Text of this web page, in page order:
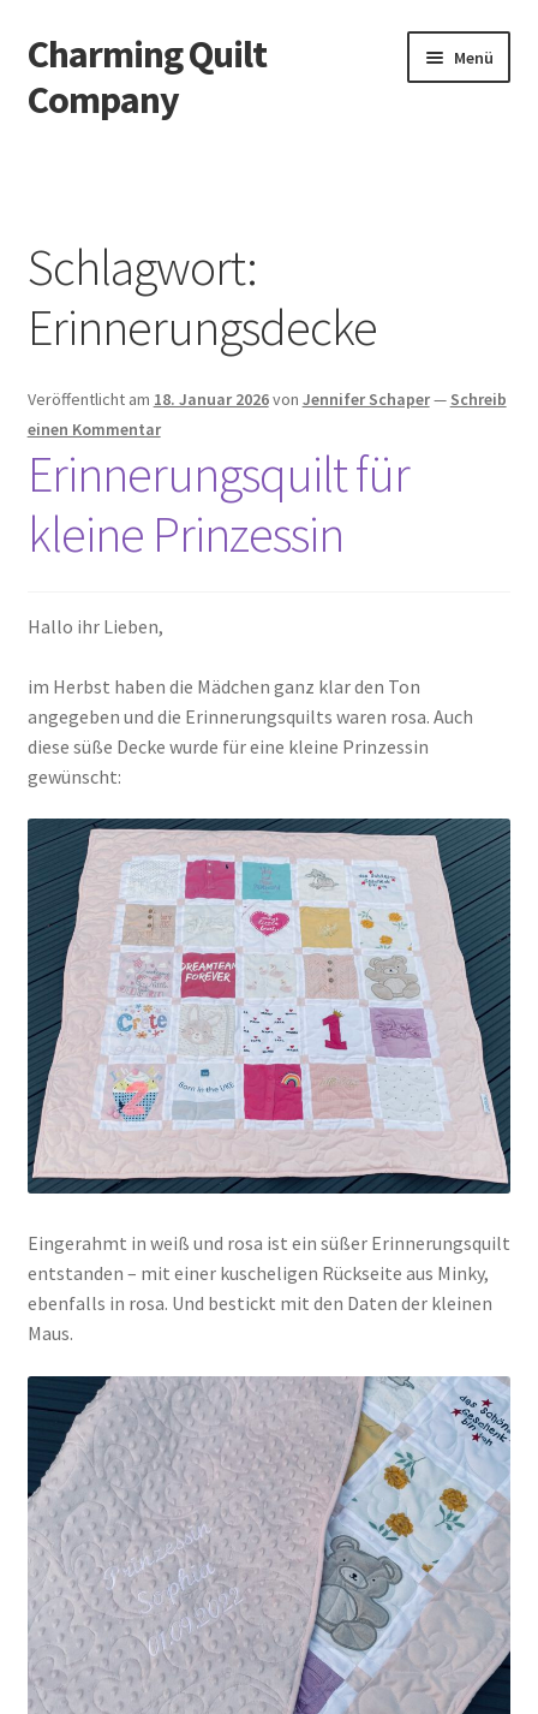
Zur
Navigation
springen
Zum
Inhalt
springen
Charming Quilt
Company
Menü
Blog
Datenschutzbelehrung
Datenschutzerklärung
Impressum
Impressum
Shop
Versandarten
Warenkorb
Widerrufsbelehrung
Zahlungsarten
Schlagwort:
Erinnerungsdecke
Veröffentlicht am 18. Januar 2026von Jennifer Schaper— Schreib
einen Kommentar
Erinnerungsquilt für
kleine Prinzessin
Hallo ihr Lieben,
im Herbst haben die Mädchen ganz klar den Ton
angegeben und die Erinnerungsquilts waren rosa. Auch
diese süße Decke wurde für eine kleine Prinzessin
gewünscht:
Eingerahmt in weiß und rosa ist ein süßer Erinnerungsquilt
entstanden – mit einer kuscheligen Rückseite aus Minky,
ebenfalls in rosa. Und bestickt mit den Daten der kleinen
Maus.